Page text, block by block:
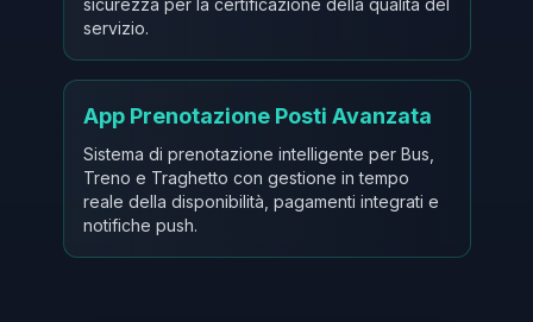
sicurezza per la certificazione della qualità del
servizio.
App Prenotazione Posti Avanzata
Sistema di prenotazione intelligente per Bus,
Treno e Traghetto con gestione in tempo
reale della disponibilità, pagamenti integrati e
notifiche push.